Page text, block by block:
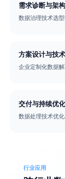
需求诊断与架
数据治理技术选型
方案设计与技
企业定制化数据
交付与持续优化
数据处理技术优化
行业应用